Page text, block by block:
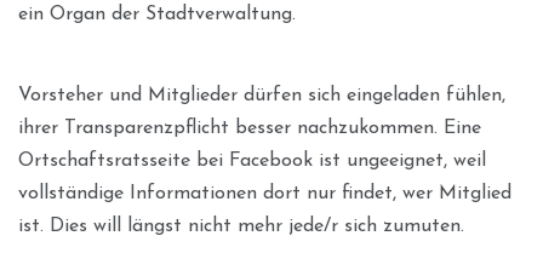
ein Organ der Stadtverwaltung.
Vorsteher und Mitglieder dürfen sich eingeladen fühlen,
ihrer Transparenzpflicht besser nachzukommen. Eine
Ortschaftsratsseite bei Facebook ist ungeeignet, weil
vollständige Informationen dort nur findet, wer Mitglied
ist. Dies will längst nicht mehr jede/r sich zumuten.